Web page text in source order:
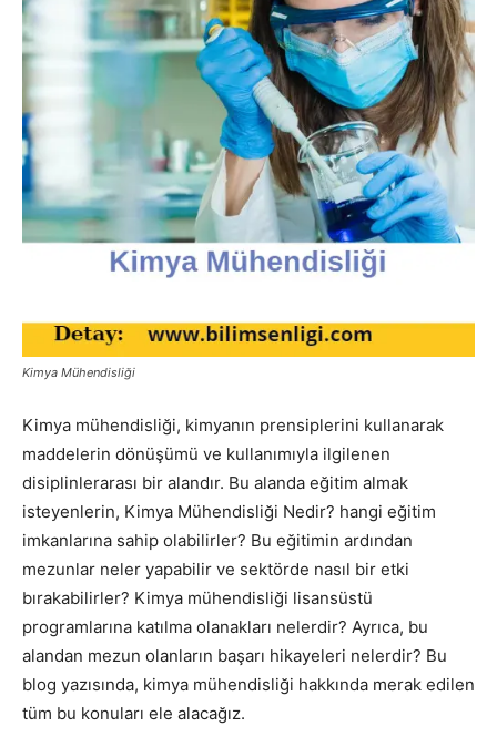
Kimya Mühendisliği
Kimya mühendisliği, kimyanın prensiplerini kullanarak
maddelerin dönüşümü ve kullanımıyla ilgilenen
disiplinlerarası bir alandır. Bu alanda eğitim almak
isteyenlerin, Kimya Mühendisliği Nedir? hangi eğitim
imkanlarına sahip olabilirler? Bu eğitimin ardından
mezunlar neler yapabilir ve sektörde nasıl bir etki
bırakabilirler? Kimya mühendisliği lisansüstü
programlarına katılma olanakları nelerdir? Ayrıca, bu
alandan mezun olanların başarı hikayeleri nelerdir? Bu
blog yazısında, kimya mühendisliği hakkında merak edilen
tüm bu konuları ele alacağız.